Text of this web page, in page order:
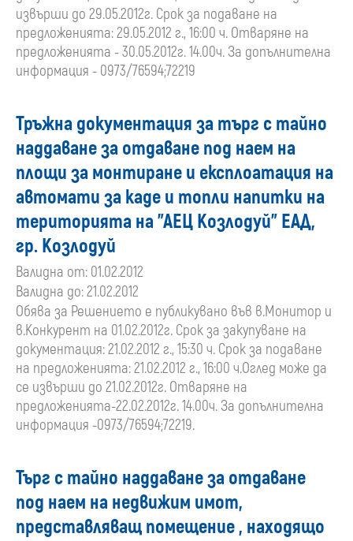
извърши до 29.05.2012г. Срок за подаване на
предложенията: 29.05.2012 г., 16:00 ч. Отваряне на
предложенията - 30.05.2012г. 14.00ч. За допълнителна
информация - 0973/76594;72219
Тръжна документация за търг с тайно
наддаване за отдаване под наем на
площи за монтиране и експлоатация на
автомати за каде и топли напитки на
територията на "АЕЦ Козлодуй" ЕАД,
гр. Козлодуй
Валидна от: 01.02.2012
Валидна до: 21.02.2012
Обява за Решението е публикувано във в.Монитор и
в.Конкурент на 01.02.2012г. Срок за закупуване на
документация: 21.02.2012 г., 15:30 ч. Срок за подаване
на предложенията: 21.02.2012 г., 16:00 ч.Оглед може да
се извърши до 21.02.2012г. Отваряне на
предложенията-22.02.2012г. 14.00ч. За допълнителна
информация -0973/76594;72219.
Търг с тайно наддаване за отдаване
под наем на недвижим имот,
представляващ помещение , находящо